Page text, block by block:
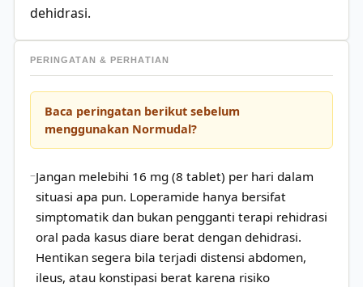
dehidrasi.
PERINGATAN & PERHATIAN
Baca peringatan berikut sebelum
menggunakan Normudal?
Jangan melebihi 16 mg (8 tablet) per hari dalam
situasi apa pun. Loperamide hanya bersifat
simptomatik dan bukan pengganti terapi rehidrasi
oral pada kasus diare berat dengan dehidrasi.
Hentikan segera bila terjadi distensi abdomen,
ileus, atau konstipasi berat karena risiko